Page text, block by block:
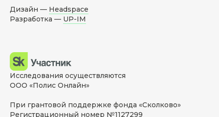
Дизайн — Headspace
Разработка — UP-IM
Исследования осуществляются
ООО «Полис Онлайн»
При грантовой поддержке фонда «Сколково»
Регистрационный номер №1127299